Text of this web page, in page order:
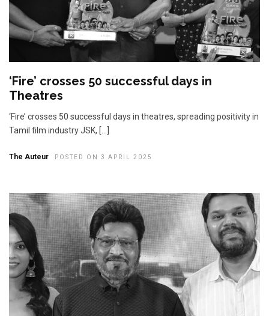
‘Fire’ crosses 50 successful days in
Theatres
‘Fire’ crosses 50 successful days in theatres, spreading positivity in
Tamil film industry JSK, […]
The Auteur POSTED ON 3 APRIL 2025